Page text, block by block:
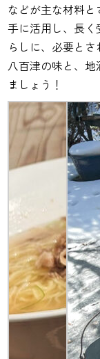
などが主な材料
手に活用し、長
らしに、必要とさ
八百津の味と、
ましょう！